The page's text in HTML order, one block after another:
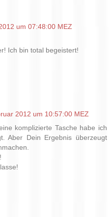
um 07:48:00 MEZ
Ich bin total begeistert!
2012 um 10:57:00 MEZ
komplizierte Tasche habe ich
Aber Dein Ergebnis überzeugt